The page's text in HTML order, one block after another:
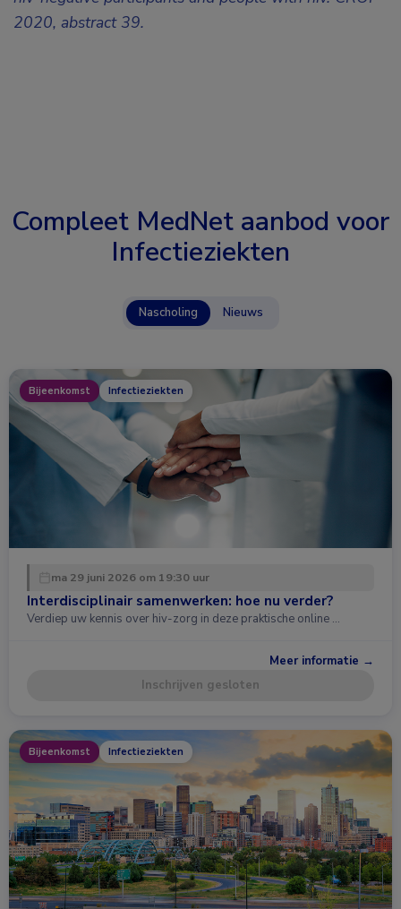
2020, abstract 39.
Compleet MedNet aanbod voor
Infectieziekten
Nascholing Nieuws
Bijeenkomst Infectieziekten
ma 29 juni 2026 om 19:30 uur
Interdisciplinair samenwerken: hoe nu verder?
Verdiep uw kennis over hiv-zorg in deze praktische online …
Meer informatie →
Inschrijven gesloten
Bijeenkomst Infectieziekten